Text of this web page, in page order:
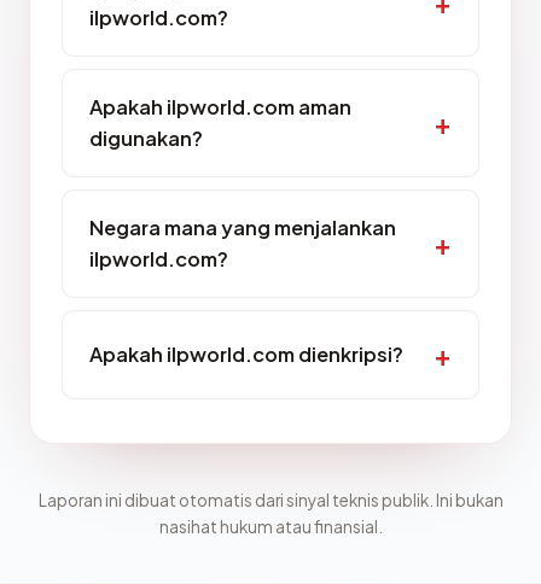
ilpworld.com?
Apakah ilpworld.com aman
digunakan?
Negara mana yang menjalankan
ilpworld.com?
Apakah ilpworld.com dienkripsi?
Laporan ini dibuat otomatis dari sinyal teknis publik. Ini bukan
nasihat hukum atau finansial.